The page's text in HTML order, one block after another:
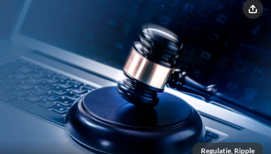
Regulatie, Ripple